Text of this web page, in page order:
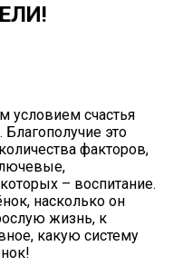
условием счастья
Благополучие это
факторов,
– воспитание.
насколько он
жизнь, к
какую систему